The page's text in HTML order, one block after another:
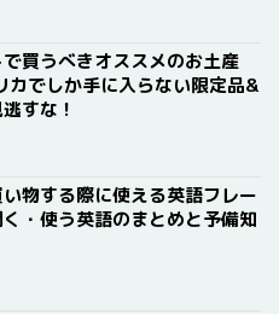
買うべきオススメのお土産
カでしか手に入らない限定品&
すな！
物する際に使える英語フレー
・使う英語のまとめと予備知